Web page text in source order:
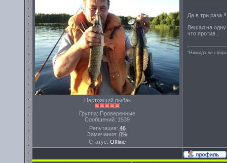
Настоящий рыбак
Группа: Проверенные
Сообщений: 1539
Репутация: 46
Замечания: 0%
Статус: Offline
Да в три раза
Вешал на одну
что против .
"Никогда не